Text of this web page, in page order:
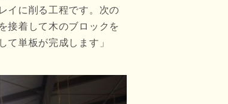
イに削る工程です。次の
接着して木のブロックを
て単板が完成します」